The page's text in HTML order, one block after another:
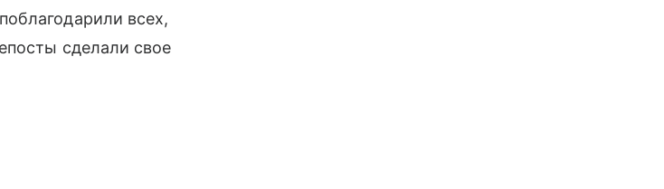
всех,
сделали свое